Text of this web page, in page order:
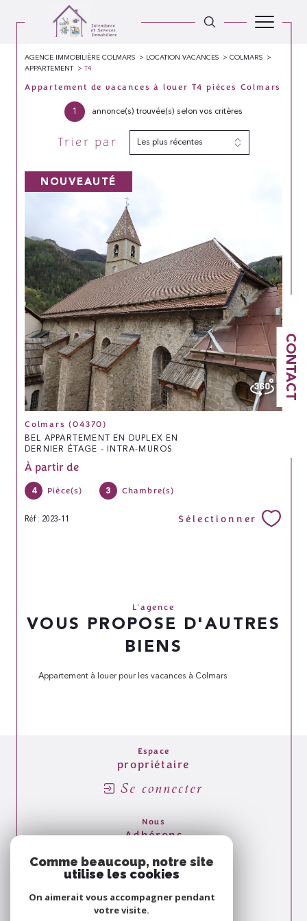
CONTACT
AGENCE IMMOBILIÈRE COLMARS LOCATION VACANCES
COLMARS
APPARTEMENT
T4
Appartement de vacances à louer T4 pièces Colmars
1 annonce(s) trouvée(s) selon vos critères
Trier par Les plus récentes
NOUVEAUTÉ
Colmars (04370)
BEL APPARTEMENT EN DUPLEX EN
DERNIER ÉTAGE - INTRA-MUROS
À partir de
4 Pièce(s) 3 Chambre(s)
Réf : 2023-11 Sélectionner
L'agence
VOUS PROPOSE D'AUTRES
BIENS
Appartement à louer pour les vacances à Colmars
Espace
propriétaire
Se connecter
Nous
Adhérons
Comme beaucoup, notre site
utilise les cookies
On aimerait vous accompagner pendant
votre visite.